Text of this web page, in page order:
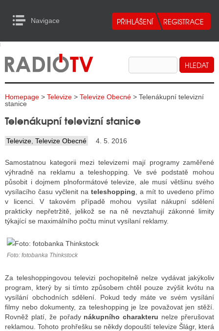
Navigace
RADIA
TELEVIZE
INTERNET
TISK
RÁDIÍ
RÁDIÍ
VYSÍLAČE
VYSÍLAČE
INTERNET
to Content
Homepage > Televize > Televize Obecné > Telenákupní televizní
stanice
Telenákupní televizní stanice
Televize Televize Obecné 4. 5. 2016
Samostatnou kategorii mezi televizemi mají programy zaměřené
výhradně na reklamu a teleshopping. Ve své podstatě mohou
působit i dojmem plnoformátové televize, ale musí většinu svého
vysílacího času vyčlenit na teleshopping , a mít to uvedeno přímo
v licenci. V takovém případě mohou vysílat nákupní sdělení
prakticky nepřetržitě, jelikož se na ně nevztahují zákonné limity
týkající se maximálního počtu minut vysílaní reklamy.
Foto: fotobanka Thinkstock
Za teleshoppingovou televizi pochopitelně nelze vydávat jakýkoliv
program, který by si tímto způsobem chtěl pouze zvýšit kvótu na
vysílání obchodních sdělení. Pokud tedy máte ve svém vysílání
filmy nebo dokumenty, za teleshopping je lze považovat jen stěží.
Rovněž platí, že pořady nákupního charakteru nelze přerušovat
reklamou. Tohoto prohřešku se někdy dopouští televize Šlágr, která